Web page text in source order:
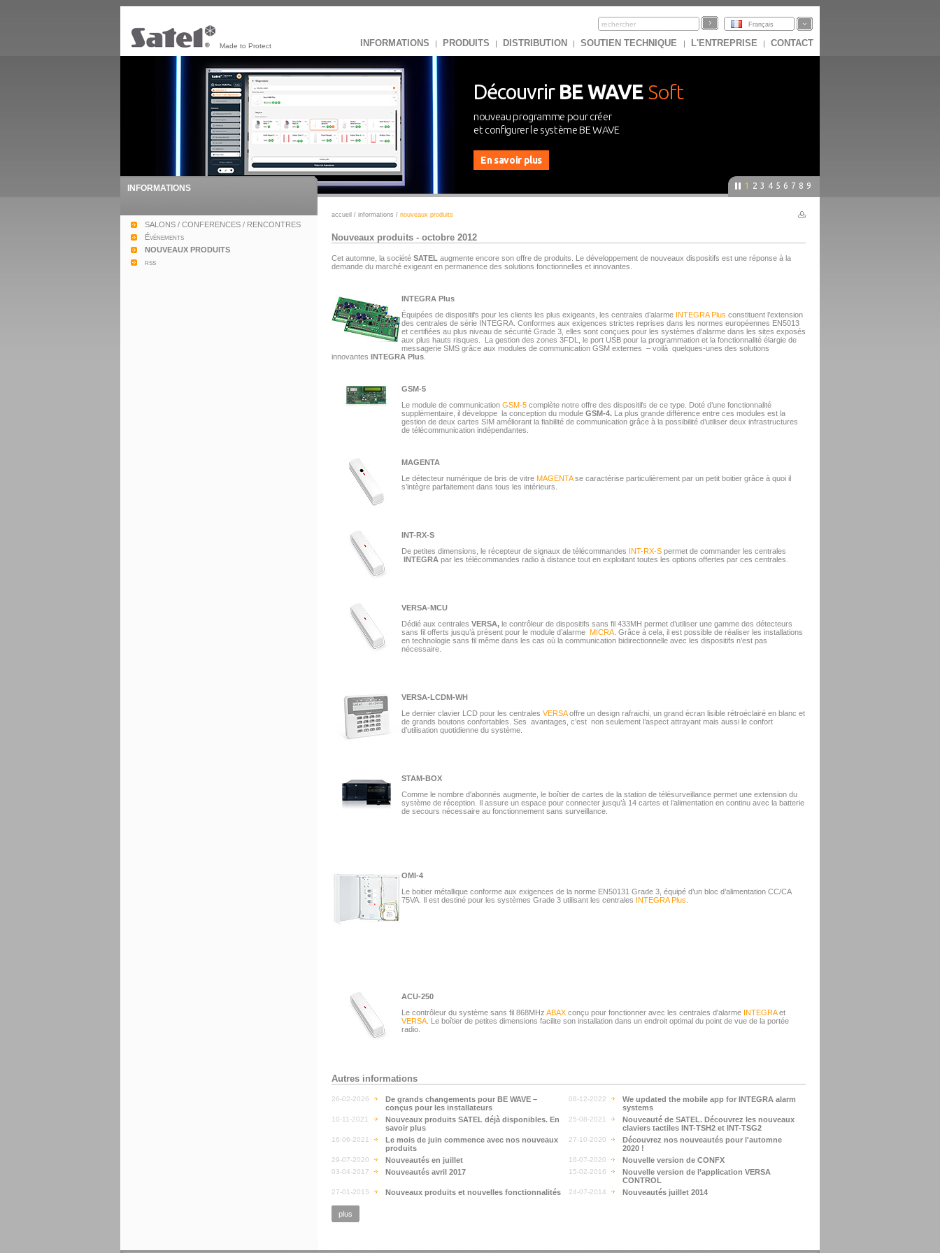
Made to Protect
Français
INFORMATIONS | PRODUITS | DISTRIBUTION | SOUTIEN TECHNIQUE | L'ENTREPRISE | CONTACT
Découvrir BE WAVE Soft
nouveau programme pour créer
et configurer le système BE WAVE
En savoir plus
1 2 3 4 5 6 7 8 9
INFORMATIONS
SALONS / CONFERENCES / RENCONTRES
Événements
NOUVEAUX PRODUITS
rss
accueil / informations / nouveaux produits
Nouveaux produits - octobre 2012
Cet automne, la société SATEL augmente encore son offre de produits. Le développement de nouveaux dispositifs est une réponse à la
demande du marché exigeant en permanence des solutions fonctionnelles et innovantes.
INTEGRA Plus
Équipées de dispositifs pour les clients les plus exigeants, les centrales d’alarme INTEGRA Plus constituent l’extension
des centrales de série INTEGRA. Conformes aux exigences strictes reprises dans les normes européennes EN5013
et certifiées au plus niveau de sécurité Grade 3, elles sont conçues pour les systèmes d’alarme dans les sites exposés
aux plus hauts risques. La gestion des zones 3FDL, le port USB pour la programmation et la fonctionnalité élargie de
messagerie SMS grâce aux modules de communication GSM externes – voilà quelques-unes des solutions
innovantes INTEGRA Plus
GSM-5
Le module de communication GSM-5 complète notre offre des dispositifs de ce type. Doté d’une fonctionnalité
supplémentaire, il développe la conception du module GSM-4. La plus grande différence entre ces modules est la
gestion de deux cartes SIM améliorant la fiabilité de communication grâce à la possibilité d’utiliser deux infrastructures
de télécommunication indépendantes.
MAGENTA
Le détecteur numérique de bris de vitre MAGENTAse caractérise particulièrement par un petit boitier grâce à quoi il
s’intègre parfaitement dans tous les intérieurs.
INT-RX-S
De petites dimensions, le récepteur de signaux de télécommandes INT-RX-S permet de commander les centrales
INTEGRA par les télécommandes radio à distance tout en exploitant toutes les options offertes par ces centrales.
VERSA-MCU
Dédié aux centrales VERSA, le contrôleur de dispositifs sans fil 433MH permet d’utiliser une gamme des détecteurs
sans fil offerts jusqu’à présent pour le module d’alarme MICRA . Grâce à cela, il est possible de réaliser les installations
en technologie sans fil même dans les cas où la communication bidirectionnelle avec les dispositifs n’est pas
nécessaire.
VERSA-LCDM-WH
Le dernier clavier LCD pour les centrales VERSAoffre un design rafraichi, un grand écran lisible rétroéclairé en blanc et
de grands boutons confortables. Ses avantages, c’est non seulement l’aspect attrayant mais aussi le confort
d’utilisation quotidienne du système.
STAM-BOX
Comme le nombre d'abonnés augmente, le boîtier de cartes de la station de télésurveillance permet une extension du
système de réception. Il assure un espace pour connecter jusqu’à 14 cartes et l’alimentation en continu avec la batterie
de secours nécessaire au fonctionnement sans surveillance.
OMI-4
Le boitier métallique conforme aux exigences de la norme EN50131 Grade 3, équipé d’un bloc d’alimentation CC/CA
75VA. Il est destiné pour les systèmes Grade 3 utilisant les centrales INTEGRA Plus
ACU-250
Le contrôleur du système sans fil 868MHz ABAX conçu pour fonctionner avec les centrales d'alarme INTEGRAet
VERSA . Le boîtier de petites dimensions facilite son installation dans un endroit optimal du point de vue de la portée
radio.
Autres informations
26-02-2026
De grands changements pour BE WAVE –
conçus pour les installateurs
08-12-2022
We updated the mobile app for INTEGRA alarm
systems
10-11-2021
Nouveaux produits SATEL déjà disponibles. En
savoir plus
25-08-2021
Nouveauté de SATEL. Découvrez les nouveaux
claviers tactiles INT-TSH2 et INT-TSG2
16-06-2021
Le mois de juin commence avec nos nouveaux
produits
27-10-2020
Découvrez nos nouveautés pour l'automne
2020 !
29-07-2020 Nouveautés en juillet 16-07-2020 Nouvelle version de CONFX
03-04-2017 Nouveautés avril 2017 15-02-2016
Nouvelle version de l’application VERSA
CONTROL
27-01-2015 Nouveaux produits et nouvelles fonctionnalités 24-07-2014 Nouveautés juillet 2014
plus